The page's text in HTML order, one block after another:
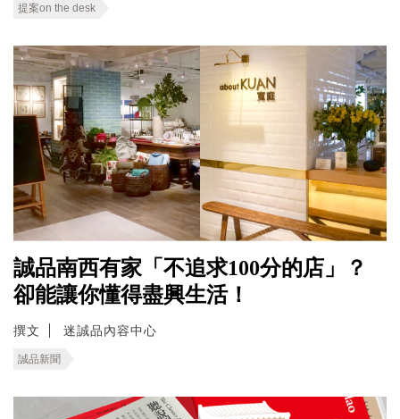
提案on the desk
誠品南西有家「不追求100分的店」？
卻能讓你懂得盡興生活！
撰文 迷誠品內容中心
誠品新聞